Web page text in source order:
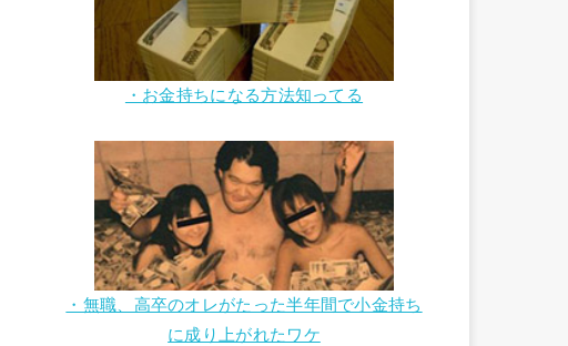
・お金持ちになる方法知ってる
・無職、高卒のオレがたった半年間で小金持ち
に成り上がれたワケ